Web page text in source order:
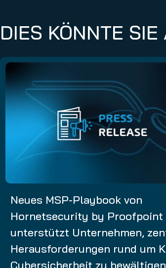
DIES KÖNNTE
Neues MSP-Playbook von
Hornetsecurity by Proofpoint
unterstützt Unternehmen,
Herausforderungen rund um